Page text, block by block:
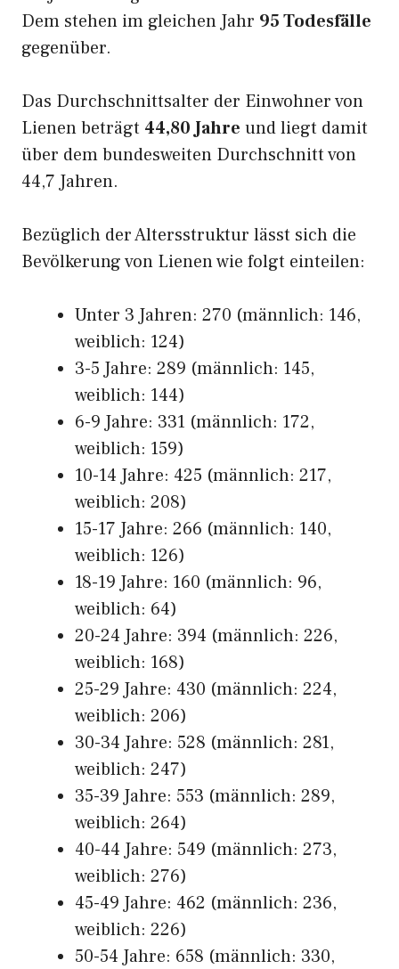
Dem stehen im gleichen Jahr 95 Todesfälle
gegenüber.
Das Durchschnittsalter der Einwohner von
Lienen beträgt 44,80 Jahre und liegt damit
über dem bundesweiten Durchschnitt von
44,7 Jahren.
Bezüglich der Altersstruktur lässt sich die
Bevölkerung von Lienen wie folgt einteilen:
Unter 3 Jahren: 270 (männlich: 146,
weiblich: 124)
3-5 Jahre: 289 (männlich: 145,
weiblich: 144)
6-9 Jahre: 331 (männlich: 172,
weiblich: 159)
10-14 Jahre: 425 (männlich: 217,
weiblich: 208)
15-17 Jahre: 266 (männlich: 140,
weiblich: 126)
18-19 Jahre: 160 (männlich: 96,
weiblich: 64)
20-24 Jahre: 394 (männlich: 226,
weiblich: 168)
25-29 Jahre: 430 (männlich: 224,
weiblich: 206)
30-34 Jahre: 528 (männlich: 281,
weiblich: 247)
35-39 Jahre: 553 (männlich: 289,
weiblich: 264)
40-44 Jahre: 549 (männlich: 273,
weiblich: 276)
45-49 Jahre: 462 (männlich: 236,
weiblich: 226)
50-54 Jahre: 658 (männlich: 330,